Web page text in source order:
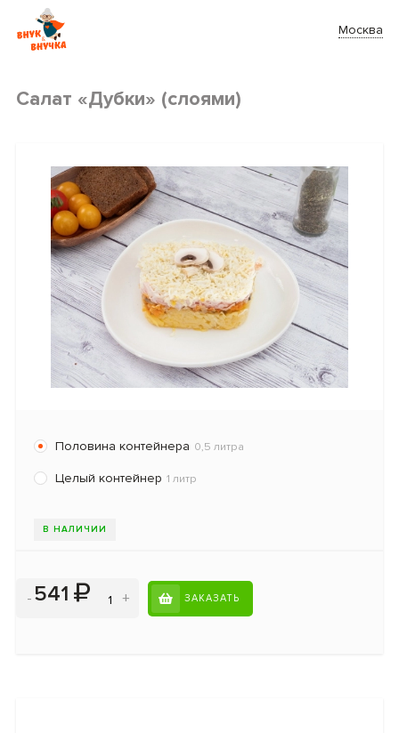
Москва
Салат «Дубки» (слоями)
Половина контейнера 0,5 литра
Целый контейнер 1 литр
В НАЛИЧИИ
- 541 + ЗАКАЗАТЬ